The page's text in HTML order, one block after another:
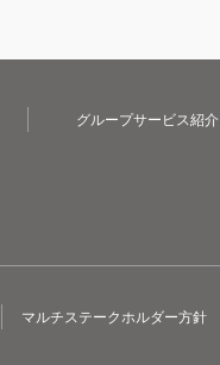
グループサービス紹介
マルチステークホルダー方針